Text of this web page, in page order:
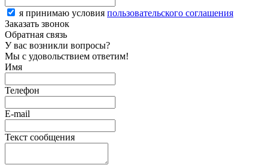
я принимаю условия пользовательского соглашения
Заказать звонок
Обратная связь
У вас возникли вопросы?
Мы с удовольствием ответим!
Имя
Телефон
E-mail
Текст сообщения